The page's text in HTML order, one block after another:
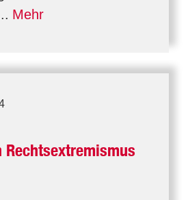
Mehr
Rechtsextremismus